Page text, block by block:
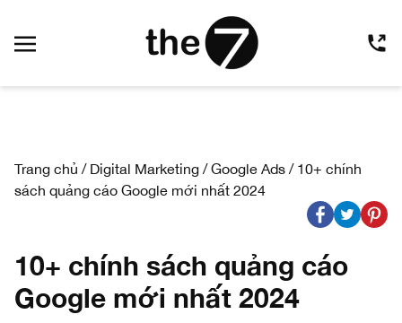
Trang chủ / Digital Marketing /Google Ads / 10+ chính
sách quảng cáo Google mới nhất 2024
10+ chính sách quảng cáo
Google mới nhất 2024